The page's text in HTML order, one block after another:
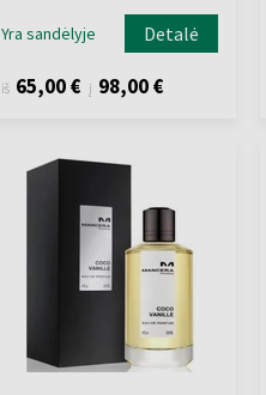
Yra sandėlyje Detalė
iš 65,00 € į 98,00 €